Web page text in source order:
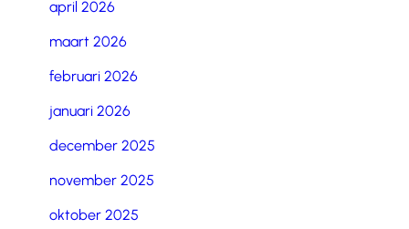
april 2026
maart 2026
februari 2026
januari 2026
december 2025
november 2025
oktober 2025